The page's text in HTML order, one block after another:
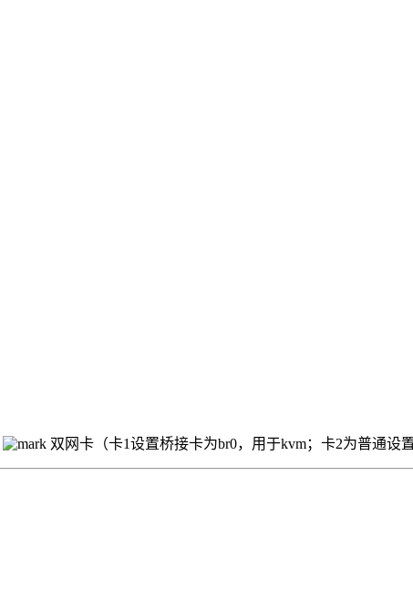
双网卡（卡1设置桥接卡为br0，用于kvm；卡2为普通设